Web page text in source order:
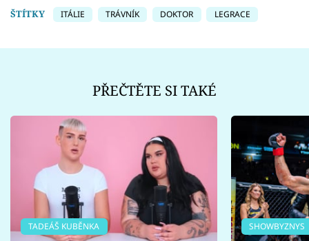
ŠTÍTKY
ITÁLIE TRÁVNÍK DOKTOR LEGRACE
PŘEČTĚTE SI TAKÉ
TADEÁŠ KUBĚNKA SHOWBYZNYS